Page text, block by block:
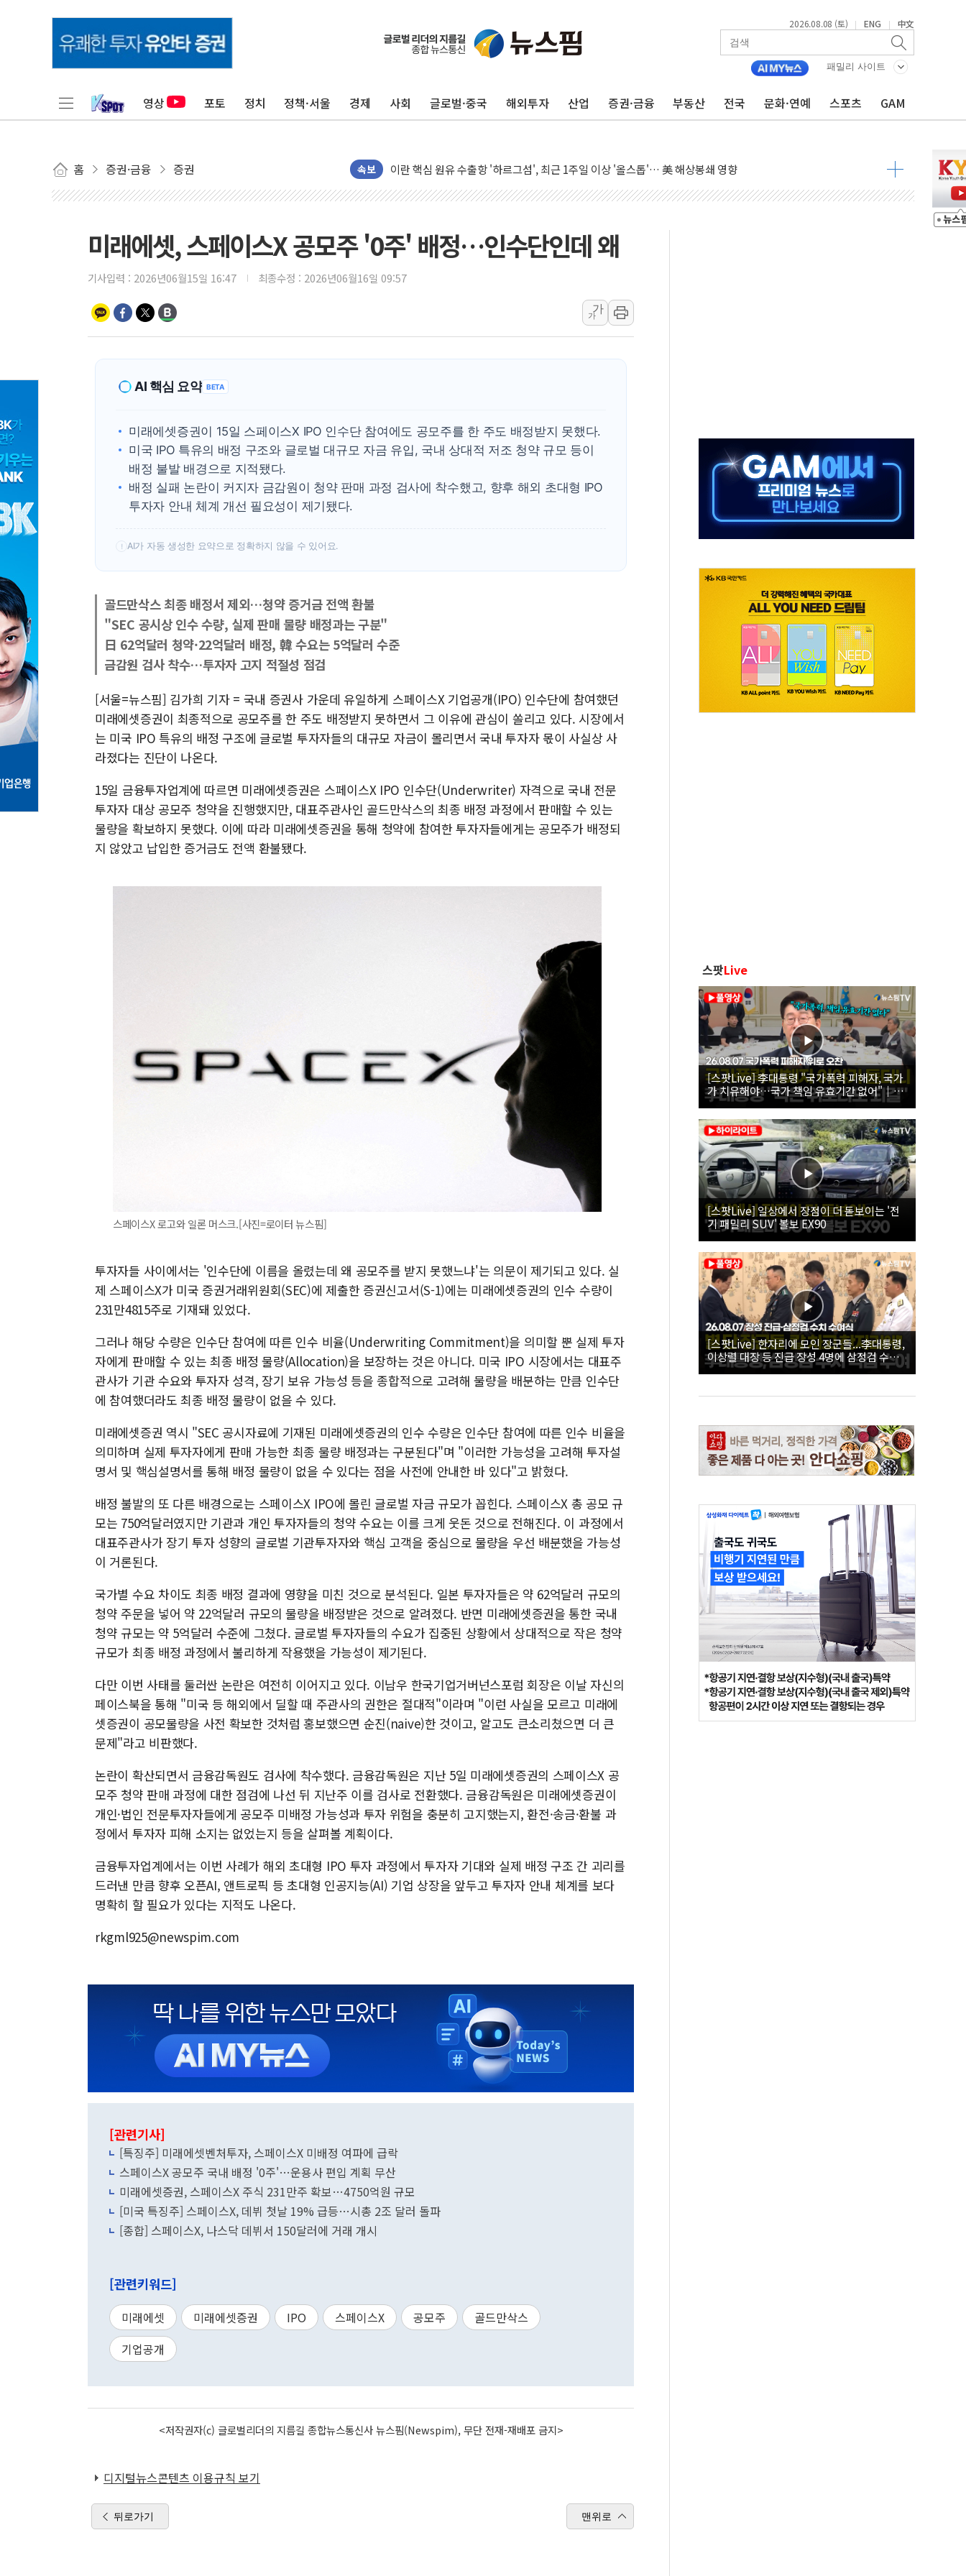
2026.08.08 (토) | ENG | 中文
패밀리 사이트
영상 포토 정치 정책·서울 경제 사회 글로벌·중국 해외투자 산업 증권·금융 부동산 전국 문화·연예 스포츠 GAM
홈 증권·금융 증권 속보
유럽증시, 美 고용 예상 밖 부진에 연준 금리 인상 가능성 낮아지며 상승… STOXX 600 지수는 나흘 연속 최고치
미 연준 매파 기세 꺾이나…고용 감소에 9월 동결 전망 우세
트럼프, 백신·자폐증 행정명령 검토…"이르면 다음 주"
美 항소법원, 백악관 무도회장 공사 중단 명령…트럼프 제동
美 고용 쇼크에 엔화 장중 급등…시장은 "또 개입했나" 촉각
[AI MY 뉴스] 뉴욕 반도체주 프리뷰...美 고용 쇼크에 반도체주 '활짝'
[종합] 美 7월 고용 2만3000명 감소 '쇼크'…9월 금리 인상 기대 후퇴
[사진] 이슬람 수니파 3개국, 공동방위협정 체결
뉴욕증시 개장 전 특징주...아틀라시안·클라우드플레어·태양광주↑ VS 트레이드데스크·웬디스↓
보훈부, 미 DPAA와 MOU… "6·25 미군 실종자 7359명 끝까지 찾겠다"
트럼프 "금리 내려야"…파월 때와 달리 워시엔 톤 낮춰
특정 정치인 측근 포항시 정책특보 내정설...포항시 '시끌'
李 "해남 태양광, 대한민국 다음 100년 밑거름…수도권 집중 완화 전환점"
[사진] 빈살만과 에르도안의 만남
이란와이어 "이란 최고지도자 위독…곧 사망해도 놀랍지 않아"
미래에셋, 스페이스X 공모주 '0주' 배정…인수단인데 왜
기사입력 : 2026년06월15일 16:47 최종수정 : 2026년06월16일 09:57
가
가
AI 핵심 요약 BETA
미래에셋증권이 15일 스페이스X IPO 인수단 참여에도 공모주를 한 주도 배정받지 못했다.
미국 IPO 특유의 배정 구조와 글로벌 대규모 자금 유입, 국내 상대적 저조 청약 규모 등이
배정 불발 배경으로 지적됐다.
배정 실패 논란이 커지자 금감원이 청약 판매 과정 검사에 착수했고, 향후 해외 초대형 IPO
투자자 안내 체계 개선 필요성이 제기됐다.
! AI가 자동 생성한 요약으로 정확하지 않을 수 있어요.
골드만삭스 최종 배정서 제외…청약 증거금 전액 환불
"SEC 공시상 인수 수량, 실제 판매 물량 배정과는 구분"
日 62억달러 청약·22억달러 배정, 韓 수요는 5억달러 수준
금감원 검사 착수…투자자 고지 적절성 점검
[서울=뉴스핌] 김가희 기자 = 국내 증권사 가운데 유일하게 스페이스X 기업공개(IPO) 인수단에 참여했던
미래에셋증권이 최종적으로 공모주를 한 주도 배정받지 못하면서 그 이유에 관심이 쏠리고 있다. 시장에서
는 미국 IPO 특유의 배정 구조에 글로벌 투자자들의 대규모 자금이 몰리면서 국내 투자자 몫이 사실상 사
라졌다는 진단이 나온다.
15일 금융투자업계에 따르면 미래에셋증권은 스페이스X IPO 인수단(Underwriter) 자격으로 국내 전문
투자자 대상 공모주 청약을 진행했지만, 대표주관사인 골드만삭스의 최종 배정 과정에서 판매할 수 있는
물량을 확보하지 못했다. 이에 따라 미래에셋증권을 통해 청약에 참여한 투자자들에게는 공모주가 배정되
지 않았고 납입한 증거금도 전액 환불됐다.
스페이스X 로고와 일론 머스크.[사진=로이터 뉴스핌]
투자자들 사이에서는 '인수단에 이름을 올렸는데 왜 공모주를 받지 못했느냐'는 의문이 제기되고 있다. 실
제 스페이스X가 미국 증권거래위원회(SEC)에 제출한 증권신고서(S-1)에는 미래에셋증권의 인수 수량이
231만4815주로 기재돼 있었다.
그러나 해당 수량은 인수단 참여에 따른 인수 비율(Underwriting Commitment)을 의미할 뿐 실제 투자
자에게 판매할 수 있는 최종 배정 물량(Allocation)을 보장하는 것은 아니다. 미국 IPO 시장에서는 대표주
관사가 기관 수요와 투자자 성격, 장기 보유 가능성 등을 종합적으로 고려해 물량을 배분하는 만큼 인수단
에 참여했더라도 최종 배정 물량이 없을 수 있다.
미래에셋증권 역시 "SEC 공시자료에 기재된 미래에셋증권의 인수 수량은 인수단 참여에 따른 인수 비율을
의미하며 실제 투자자에게 판매 가능한 최종 물량 배정과는 구분된다"며 "이러한 가능성을 고려해 투자설
명서 및 핵심설명서를 통해 배정 물량이 없을 수 있다는 점을 사전에 안내한 바 있다"고 밝혔다.
배정 불발의 또 다른 배경으로는 스페이스X IPO에 몰린 글로벌 자금 규모가 꼽힌다. 스페이스X 총 공모 규
모는 750억달러였지만 기관과 개인 투자자들의 청약 수요는 이를 크게 웃돈 것으로 전해진다. 이 과정에서
대표주관사가 장기 투자 성향의 글로벌 기관투자자와 핵심 고객을 중심으로 물량을 우선 배분했을 가능성
이 거론된다.
국가별 수요 차이도 최종 배정 결과에 영향을 미친 것으로 분석된다. 일본 투자자들은 약 62억달러 규모의
청약 주문을 넣어 약 22억달러 규모의 물량을 배정받은 것으로 알려졌다. 반면 미래에셋증권을 통한 국내
청약 규모는 약 5억달러 수준에 그쳤다. 글로벌 투자자들의 수요가 집중된 상황에서 상대적으로 작은 청약
규모가 최종 배정 과정에서 불리하게 작용했을 가능성이 제기된다.
다만 이번 사태를 둘러싼 논란은 여전히 이어지고 있다. 이남우 한국기업거버넌스포럼 회장은 이날 자신의
페이스북을 통해 "미국 등 해외에서 딜할 때 주관사의 권한은 절대적"이라며 "이런 사실을 모르고 미래에
셋증권이 공모물량을 사전 확보한 것처럼 홍보했으면 순진(naive)한 것이고, 알고도 큰소리쳤으면 더 큰
문제"라고 비판했다.
논란이 확산되면서 금융감독원도 검사에 착수했다. 금융감독원은 지난 5일 미래에셋증권의 스페이스X 공
모주 청약 판매 과정에 대한 점검에 나선 뒤 지난주 이를 검사로 전환했다. 금융감독원은 미래에셋증권이
개인·법인 전문투자자들에게 공모주 미배정 가능성과 투자 위험을 충분히 고지했는지, 환전·송금·환불 과
정에서 투자자 피해 소지는 없었는지 등을 살펴볼 계획이다.
금융투자업계에서는 이번 사례가 해외 초대형 IPO 투자 과정에서 투자자 기대와 실제 배정 구조 간 괴리를
드러낸 만큼 향후 오픈AI, 앤트로픽 등 초대형 인공지능(AI) 기업 상장을 앞두고 투자자 안내 체계를 보다
명확히 할 필요가 있다는 지적도 나온다.
rkgml925@newspim.com
[관련기사]
[특징주] 미래에셋벤처투자, 스페이스X 미배정 여파에 급락
스페이스X 공모주 국내 배정 '0주'…운용사 편입 계획 무산
미래에셋증권, 스페이스X 주식 231만주 확보…4750억원 규모
[미국 특징주] 스페이스X, 데뷔 첫날 19% 급등…시총 2조 달러 돌파
[종합] 스페이스X, 나스닥 데뷔서 150달러에 거래 개시
[관련키워드]
미래에셋 미래에셋증권 IPO 스페이스X 공모주
골드만삭스
기업공개
<저작권자(c) 글로벌리더의 지름길 종합뉴스통신사 뉴스핌(Newspim), 무단 전재-재배포 금지>
디지털뉴스콘텐츠 이용규칙 보기
뒤로가기 맨위로
스팟Live
[스팟Live] 李대통령 "국가폭력 피해자, 국가
가 치유해야…국가 책임 유효기간 없어"｜
26.08.07 국가폭력 피해자 위로 오찬
[스팟Live] 일상에서 장점이 더 돋보이는 '전
기 패밀리 SUV' 볼보 EX90
[스팟Live] 한자리에 모인 장군들...李대통령,
이상렬 대장 등 진급 장성 4명에 삼정검 수치
직접 수여｜26.08.07 장성 진급·삼정검 수치